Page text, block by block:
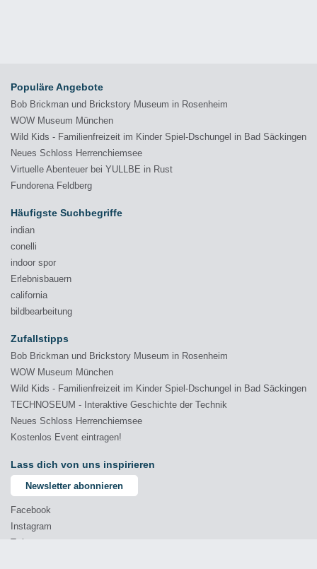
Populäre Angebote
Bob Brickman und Brickstory Museum in Rosenheim
WOW Museum München
Wild Kids - Familienfreizeit im Kinder Spiel-Dschungel in Bad Säckingen
Neues Schloss Herrenchiemsee
Virtuelle Abenteuer bei YULLBE in Rust
Fundorena Feldberg
Häufigste Suchbegriffe
indian
conelli
indoor spor
Erlebnisbauern
california
bildbearbeitung
Zufallstipps
Bob Brickman und Brickstory Museum in Rosenheim
WOW Museum München
Wild Kids - Familienfreizeit im Kinder Spiel-Dschungel in Bad Säckingen
TECHNOSEUM - Interaktive Geschichte der Technik
Neues Schloss Herrenchiemsee
Kostenlos Event eintragen!
Lass dich von uns inspirieren
Newsletter abonnieren
Facebook
Instagram
Twitter